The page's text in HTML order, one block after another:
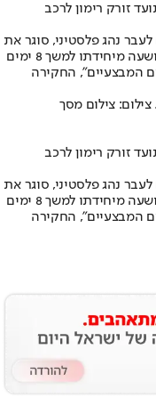
זורק רימון לרכב
נהג פלסטיני, סוגר את
הדלת ומונע ממנו לצאת לפני הפיצוץ - הוא הושעה מיחידתו למשך 8 ימים
המבצעיים", החקירה
צילום מסך
זורק רימון לרכב
נהג פלסטיני, סוגר את
הדלת ומונע ממנו לצאת לפני הפיצוץ - הוא הושעה מיחידתו למשך 8 ימים
המבצעיים", החקירה